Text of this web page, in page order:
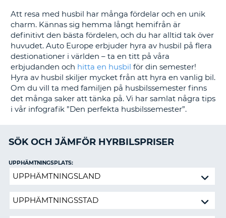
Att resa med husbil har många fördelar och en unik
charm. Kännas sig hemma långt hemifrån är
definitivt den bästa fördelen, och du har alltid tak över
huvudet. Auto Europe erbjuder hyra av husbil på flera
destionationer i världen – ta en titt på våra
erbjudanden och hitta en husbil för din semester!
Hyra av husbil skiljer mycket från att hyra en vanlig bil.
Om du vill ta med familjen på husbilssemester finns
det många saker att tänka på. Vi har samlat några tips
i vår infografik ”Den perfekta husbilssemester”.
SÖK OCH JÄMFÖR HYRBILSPRISER
Återlämna
annan
UPPHÄMTNINGSPLATS: